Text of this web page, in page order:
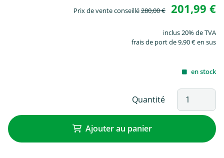
Prix de vente conseillé280,00 € 201,99 €
inclus 20% de TVA
frais de port de 9,90 € en sus
en stock
Quantité
Ajouter au panier